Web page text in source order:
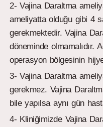
2- Vajina Daraltma
ameliyatta olduğu gibi 4
gerekmektedir. Vajina
döneminde olmamalıdır.
operasyon bölgesinin
3- Vajina Daraltma
gerekmez. Vajina
bile yapılsa aynı gün
4- Kliniğimizde Vajina